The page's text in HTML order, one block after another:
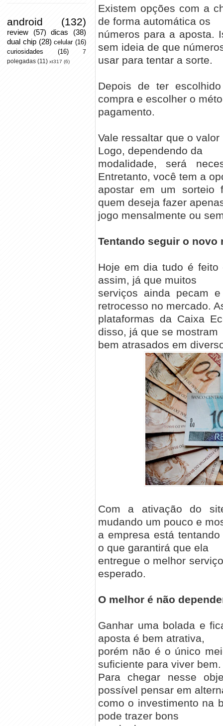
Existem opções com a
de forma automática os
números para a aposta.
sem ideia de que
usar para tentar a sorte.
Depois de ter
compra e escolher o
pagamento.
Vale ressaltar que o
Logo, dependendo da
modalidade, será
Entretanto, você tem a
apostar em um sorteio
quem deseja fazer
jogo mensalmente ou
Tentando seguir o novo
Hoje em dia tudo é feito
assim, já que muitos
serviços ainda pecam
retrocesso no mercado.
plataformas da Caixa
disso, já que se mostram
bem atrasados em
Com a ativação do
mudando um pouco e
a empresa está
o que garantirá que ela
entregue o melhor
esperado.
O melhor é não
Ganhar uma bolada e
aposta é bem atrativa,
porém não é o único
suficiente para viver bem.
Para chegar nesse
possível pensar em
como o investimento na
pode trazer bons
android (132)
review (57) dicas
(38)
dual chip (28) celular (16)
curiosidades
(16)
7
polegadas (11) xt317 (6)